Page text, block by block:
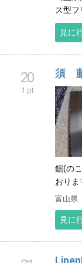
ス型フ
見に
20
1 pt
須
鋸(の
おりま
富山県
見に